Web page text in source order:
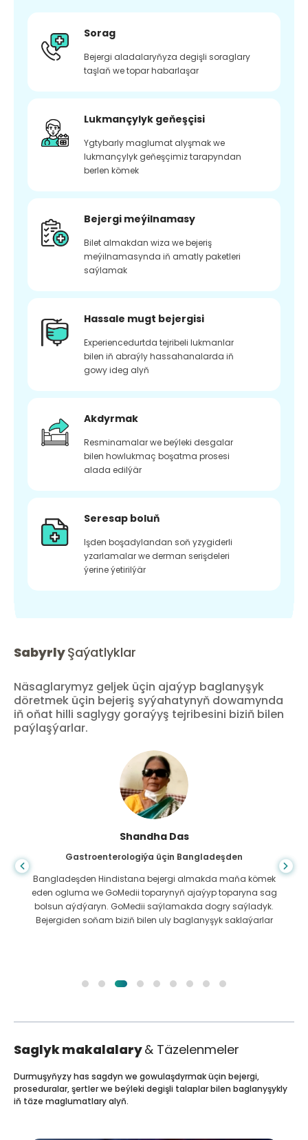
Sorag
Bejergi aladalaryňyza degişli soraglary
taşlaň we topar habarlaşar
Lukmançylyk geňeşçisi
Ygtybarly maglumat alyşmak we
lukmançylyk geňeşçimiz tarapyndan
berlen kömek
Bejergi meýilnamasy
Bilet almakdan wiza we bejeriş
meýilnamasynda iň amatly paketleri
saýlamak
Hassale mugt bejergisi
Experiencedurtda tejribeli lukmanlar
bilen iň abraýly hassahanalarda iň
gowy ideg alyň
Akdyrmak
Resminamalar we beýleki desgalar
bilen howlukmaç boşatma prosesi
alada edilýär
Seresap boluň
Işden boşadylandan soň yzygiderli
yzarlamalar we derman serişdeleri
ýerine ýetirilýär
SabyrlyŞaýatlyklar
Näsaglarymyz geljek üçin ajaýyp baglanyşyk
döretmek üçin bejeriş syýahatynyň dowamynda
iň oňat hilli saglygy goraýyş tejribesini biziň bilen
paýlaşýarlar.
Shandha Das
Gastroenterologiýa üçin Bangladeşden
Bangladeşden Hindistana bejergi almakda maňa kömek
eden ogluma we GoMedii toparynyň ajaýyp toparyna sag
bolsun aýdýaryn. GoMedii saýlamakda dogry saýladyk.
Bejergiden soňam biziň bilen uly baglanyşyk saklaýarlar
Saglyk makalalary& Täzelenmeler
Durmuşyňyzy has sagdyn we gowulaşdyrmak üçin bejergi,
proseduralar, şertler we beýleki degişli talaplar bilen baglanyşykly
iň täze maglumatlary alyň.